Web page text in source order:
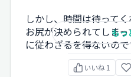
しかし、時間は待って
お尻が決められてしま
に従わざるを得ないの
もっ
いいね 1